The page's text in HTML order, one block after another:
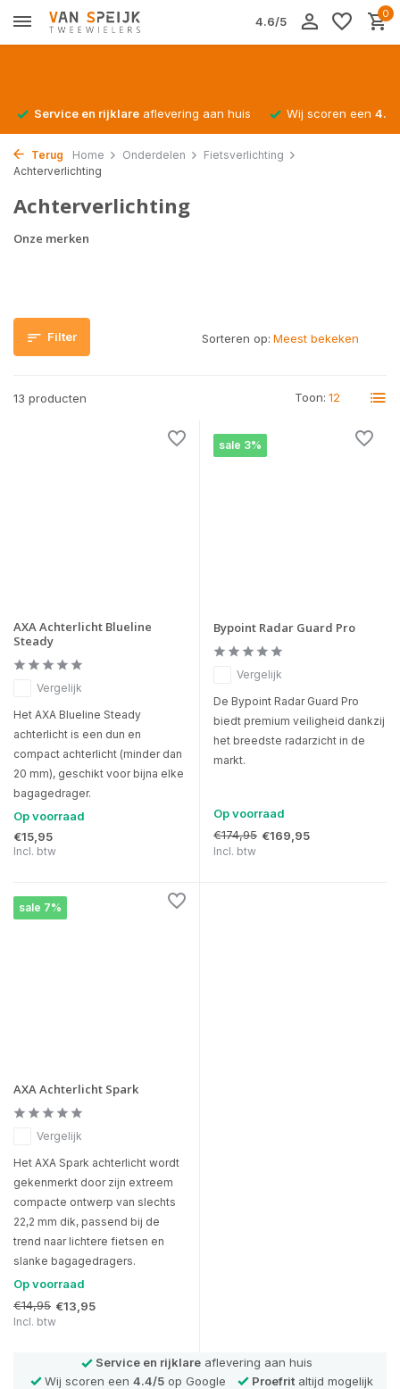
4.6/5
0
Service en rijklare aflevering aan huis Wij scoren een
Terug Home Onderdelen
Fietsverlichting
Achterverlichting
Achterverlichting
Onze merken
Filter
13 producten Toon:
Sorteren op:
AXA Achterlicht Blueline
Steady
Vergelijk
Het AXA Blueline Steady
achterlicht is een dun en
compact achterlicht (minder dan
20 mm), geschikt voor bijna elke
bagagedrager.
Op voorraad
€15,95
Incl. btw
sale 3%
Bypoint Radar Guard Pro
Vergelijk
De Bypoint Radar Guard Pro
biedt premium veiligheid dankzij
het breedste radarzicht in de
markt.
Op voorraad
€174,95 €169,95
Incl. btw
sale 7%
AXA Achterlicht Spark
Vergelijk
Het AXA Spark achterlicht wordt
gekenmerkt door zijn extreem
compacte ontwerp van slechts
22,2 mm dik, passend bij de
trend naar lichtere fietsen en
slanke bagagedragers.
Op voorraad
€14,95 €13,95
Incl. btw
Service en rijklare aflevering aan huis
Wij scoren een 4.4/5op Google Proefritaltijd mogelijk